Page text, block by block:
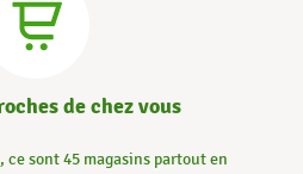
de chez vous
ce sont 45 magasins partout en